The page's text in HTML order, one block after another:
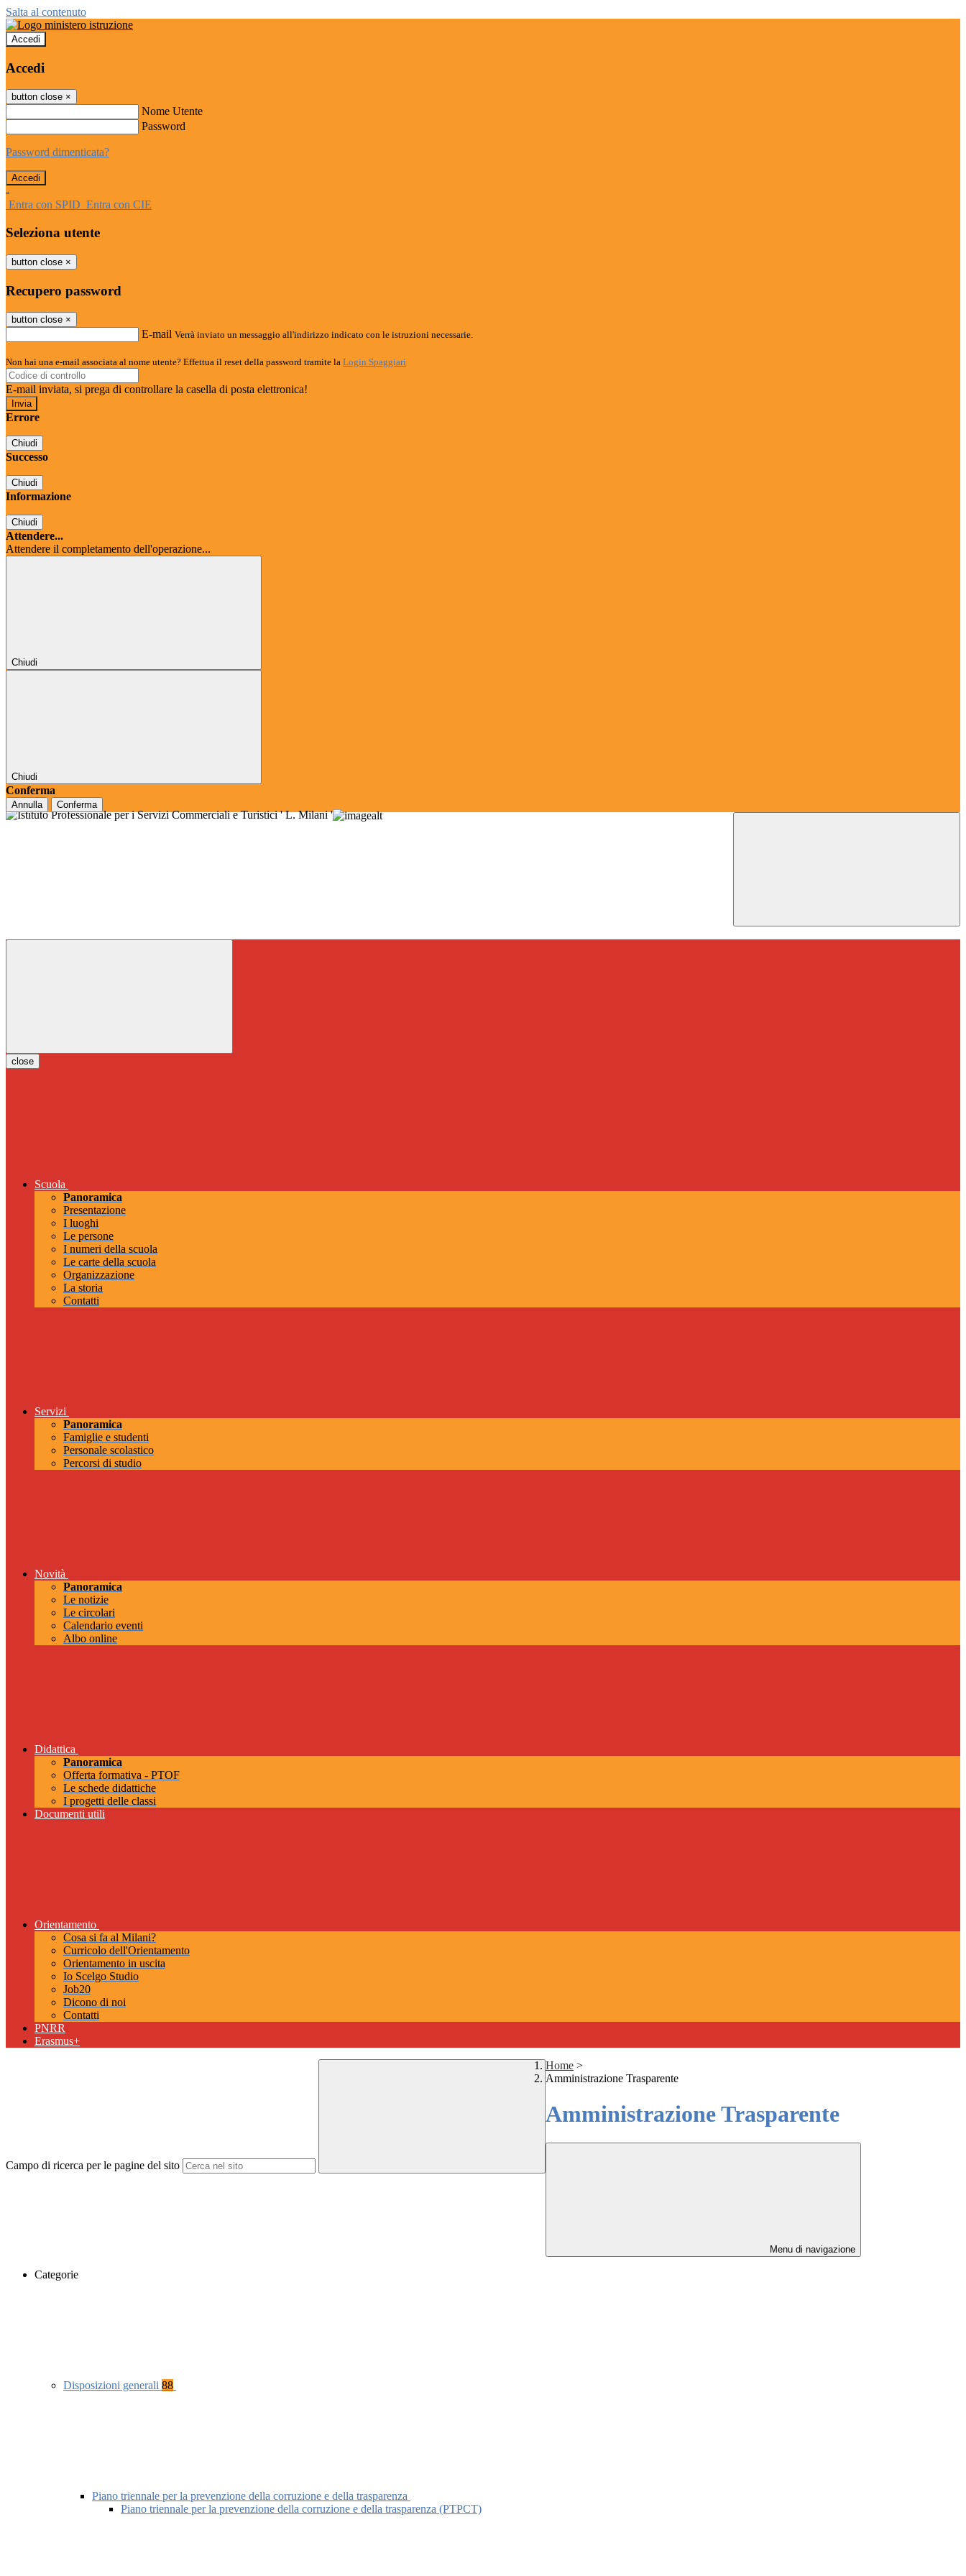
Salta al contenuto
Accedi
Accedi
button close ×
Nome Utente
Password
Password dimenticata?
-
Entra con SPID Entra con CIE
Seleziona utente
button close ×
Recupero password
button close ×
E-mail Verrà inviato un messaggio all'indirizzo indicato con le istruzioni necessarie.
Non hai una e-mail associata al nome utente? Effettua il reset della password tramite la Login Spaggiari
E-mail inviata, si prega di controllare la casella di posta elettronica!
Errore
Chiudi
Successo
Chiudi
Informazione
Chiudi
Attendere...
Attendere il completamento dell'operazione...
Chiudi
Chiudi
Conferma
Annulla Conferma
close
Scuola
Panoramica
Presentazione
I luoghi
Le persone
I numeri della scuola
Le carte della scuola
Organizzazione
La storia
Contatti
Servizi
Panoramica
Famiglie e studenti
Personale scolastico
Percorsi di studio
Novità
Panoramica
Le notizie
Le circolari
Calendario eventi
Albo online
Didattica
Panoramica
Offerta formativa - PTOF
Le schede didattiche
I progetti delle classi
Documenti utili
Orientamento
Cosa si fa al Milani?
Curricolo dell'Orientamento
Orientamento in uscita
Io Scelgo Studio
Job20
Dicono di noi
Contatti
PNRR
Erasmus+
Campo di ricerca per le pagine del sito
Home >
Amministrazione Trasparente
Amministrazione Trasparente
Menu di navigazione
Categorie
Disposizioni generali 88
Piano triennale per la prevenzione della corruzione e della trasparenza
Piano triennale per la prevenzione della corruzione e della trasparenza (PTPCT)